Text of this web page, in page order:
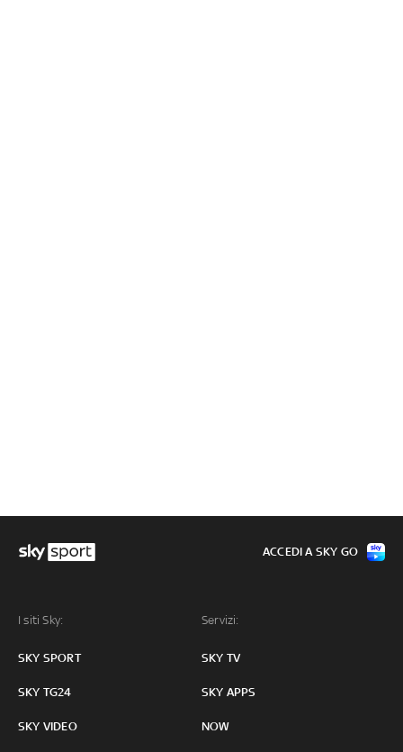
I siti Sky:
SKY SPORT
SKY TG24
SKY VIDEO
Servizi:
SKY TV
SKY APPS
NOW
ACCEDI A SKY GO